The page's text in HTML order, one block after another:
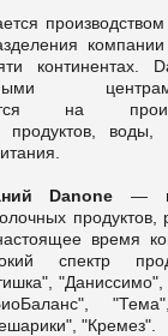
континентах.
на
продуктов, воды,
Danonе —
продуктов,
время
спектр
"Кремез".